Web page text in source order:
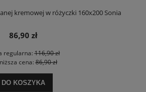
kremowej w różyczki 160x200 Sonia
86,90 zł
regularna:116,90 zł
cena:86,90 zł
DO KOSZYKA